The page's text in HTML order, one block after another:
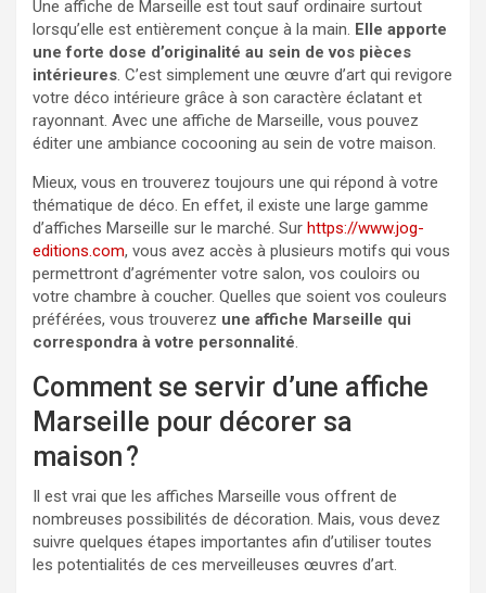
Une affiche de Marseille est tout sauf ordinaire surtout
lorsqu’elle est entièrement conçue à la main. Elle apporte
une forte dose d’originalité au sein de vos pièces
intérieures. C’est simplement une œuvre d’art qui revigore
votre déco intérieure grâce à son caractère éclatant et
rayonnant. Avec une affiche de Marseille, vous pouvez
éditer une ambiance cocooning au sein de votre maison.
Mieux, vous en trouverez toujours une qui répond à votre
thématique de déco. En effet, il existe une large gamme
d’affiches Marseille sur le marché. Sur https://www.jog-
editions.com, vous avez accès à plusieurs motifs qui vous
permettront d’agrémenter votre salon, vos couloirs ou
votre chambre à coucher. Quelles que soient vos couleurs
préférées, vous trouverez une affiche Marseille qui
correspondra à votre personnalité.
Comment se servir d’une affiche
Marseille pour décorer sa
maison ?
Il est vrai que les affiches Marseille vous offrent de
nombreuses possibilités de décoration. Mais, vous devez
suivre quelques étapes importantes afin d’utiliser toutes
les potentialités de ces merveilleuses œuvres d’art.